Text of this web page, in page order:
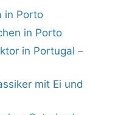
in Porto
in Porto
in Portugal –
mit Ei und